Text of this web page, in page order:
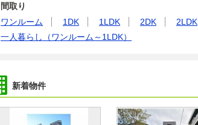
間取り
ワンルーム
1DK 1LDK 2DK 2LDK
一人暮らし（ワンルーム～1LDK）
新着物件